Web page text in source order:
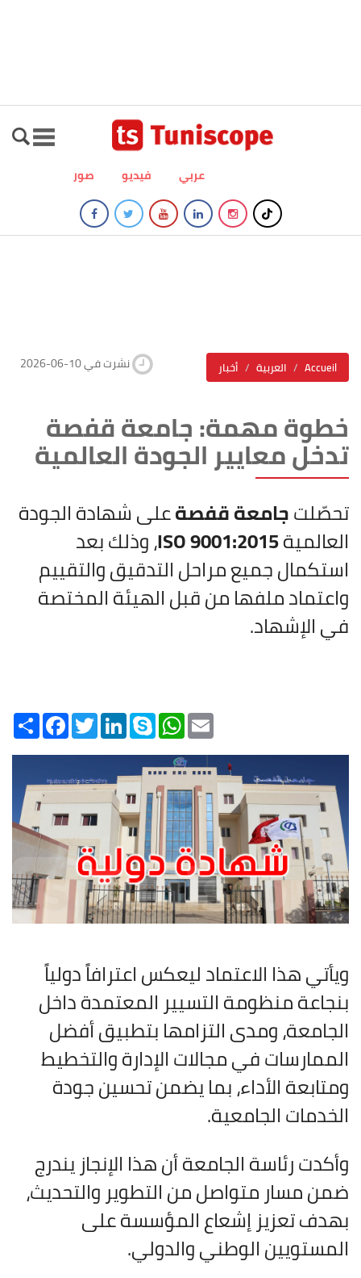
صور فيديو عربي
أخبار العربية Accueil 2026-06-10 نشرت في
خطوة مهمة: جامعة قفصة
تدخل معايير الجودة العالمية
تحصّلتجامعة قفصةعلى شهادة الجودة
العالميةISO 9001:2015، وذلك بعد
استكمال جميع مراحل التدقيق والتقييم
واعتماد ملفها من قبل الهيئة المختصة
في الإشهاد.
Share
FacebookTwitterLinkedInSkype
WhatsAppEmail
ويأتي هذا الاعتماد ليعكس اعترافاً دولياً
بنجاعة منظومة التسيير المعتمدة داخل
الجامعة، ومدى التزامها بتطبيق أفضل
الممارسات في مجالات الإدارة والتخطيط
ومتابعة الأداء، بما يضمن تحسين جودة
الخدمات الجامعية.
وأكدت رئاسة الجامعة أن هذا الإنجاز يندرج
ضمن مسار متواصل من التطوير والتحديث،
بهدف تعزيز إشعاع المؤسسة على
المستويين الوطني والدولي.